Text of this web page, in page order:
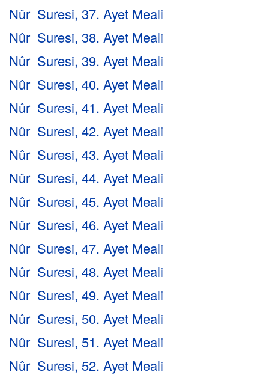
Nûr Suresi, 37. Ayet Meali
Nûr Suresi, 38. Ayet Meali
Nûr Suresi, 39. Ayet Meali
Nûr Suresi, 40. Ayet Meali
Nûr Suresi, 41. Ayet Meali
Nûr Suresi, 42. Ayet Meali
Nûr Suresi, 43. Ayet Meali
Nûr Suresi, 44. Ayet Meali
Nûr Suresi, 45. Ayet Meali
Nûr Suresi, 46. Ayet Meali
Nûr Suresi, 47. Ayet Meali
Nûr Suresi, 48. Ayet Meali
Nûr Suresi, 49. Ayet Meali
Nûr Suresi, 50. Ayet Meali
Nûr Suresi, 51. Ayet Meali
Nûr Suresi, 52. Ayet Meali